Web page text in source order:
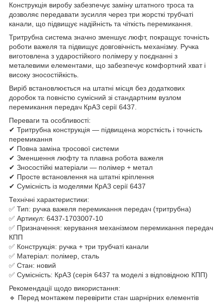
Конструкція виробу забезпечує заміну штатного троса та
дозволяє передавати зусилля через три жорсткі трубчаті
канали, що підвищує надійність та чіткість перемикання.
Тритрубна система значно зменшує люфт, покращує точність
роботи важеля та підвищує довговічність механізму. Ручка
виготовлена з ударостійкого полімеру у поєднанні з
металевими елементами, що забезпечує комфортний хват і
високу зносостійкість.
Виріб встановлюється на штатні місця без додаткових
доробок та повністю сумісний зі стандартним вузлом
перемикання передач КрАЗ серії 6437.
Переваги та особливості:
✔ Тритрубна конструкція — підвищена жорсткість і точність
перемикання
✔ Повна заміна тросової системи
✔ Зменшення люфту та плавна робота важеля
✔ Зносостійкі матеріали — полімер + метал
✔ Просте встановлення на штатні кріплення
✔ Сумісність із моделями КрАЗ серії 6437
Технічні характеристики:
✅ Тип: ручка важеля перемикання передач (тритрубна)
✅ Артикул: 6437-1703007-10
✅ Призначення: керування механізмом перемикання передач
КПП
✅ Конструкція: ручка + три трубчаті канали
✅ Матеріал: полімер, сталь
✅ Стан: новий
✅ Сумісність: КрАЗ (серія 6437 та моделі з відповідною КПП)
Рекомендації щодо використання:
🔹 Перед монтажем перевірити стан шарнірних елементів